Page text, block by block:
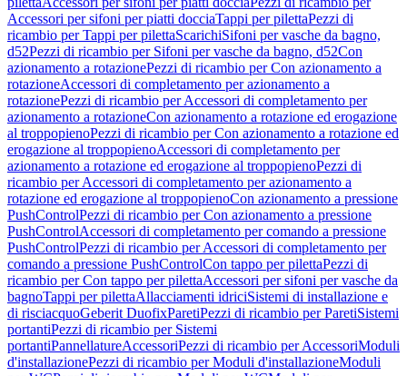
Accessori per sifoni per piatti docciaTappi per pilettaPezzi di
ricambio per Tappi per pilettaScarichiSifoni per vasche da bagno,
d52Pezzi di ricambio per Sifoni per vasche da bagno, d52Con
azionamento a rotazionePezzi di ricambio per Con azionamento a
rotazioneAccessori di completamento per azionamento a
rotazionePezzi di ricambio per Accessori di completamento per
azionamento a rotazioneCon azionamento a rotazione ed erogazione
al troppopienoPezzi di ricambio per Con azionamento a rotazione ed
erogazione al troppopienoAccessori di completamento per
azionamento a rotazione ed erogazione al troppopienoPezzi di
ricambio per Accessori di completamento per azionamento a
rotazione ed erogazione al troppopienoCon azionamento a pressione
PushControlPezzi di ricambio per Con azionamento a pressione
PushControlAccessori di completamento per comando a pressione
PushControlPezzi di ricambio per Accessori di completamento per
comando a pressione PushControlCon tappo per pilettaPezzi di
ricambio per Con tappo per pilettaAccessori per sifoni per vasche da
bagnoTappi per pilettaAllacciamenti idriciSistemi di installazione e
di risciacquoGeberit DuofixParetiPezzi di ricambio per ParetiSistemi
portantiPezzi di ricambio per Sistemi
portantiPannellatureAccessoriPezzi di ricambio per AccessoriModuli
d'installazionePezzi di ricambio per Moduli d'installazioneModuli